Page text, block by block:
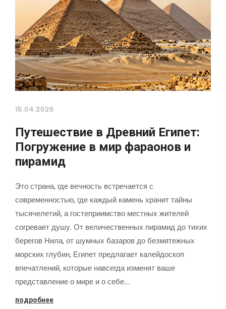
15.04.2026
Путешествие в Древний Египет:
Погружение в мир фараонов и
пирамид
Это страна, где вечность встречается с
современностью, где каждый камень хранит тайны
тысячелетий, а гостеприимство местных жителей
согревает душу. От величественных пирамид до тихих
берегов Нила, от шумных базаров до безмятежных
морских глубин, Египет предлагает калейдоскоп
впечатлений, которые навсегда изменят ваше
представление о мире и о себе.…
подробнее